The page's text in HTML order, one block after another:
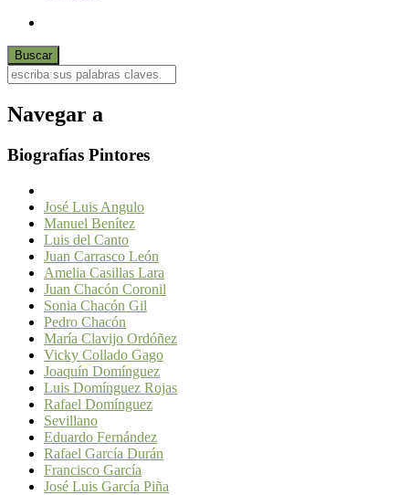
Navegar a
Biografías Pintores
José Luis Angulo
Manuel Benítez
Luis del Canto
Juan Carrasco León
Amelia Casillas Lara
Juan Chacón Coronil
Sonia Chacón Gil
Pedro Chacón
María Clavijo Ordóñez
Vicky Collado Gago
Joaquín Domínguez
Luis Domínguez Rojas
Rafael Domínguez
Sevillano
Eduardo Fernández
Rafael García Durán
Francisco García
José Luis García Piña